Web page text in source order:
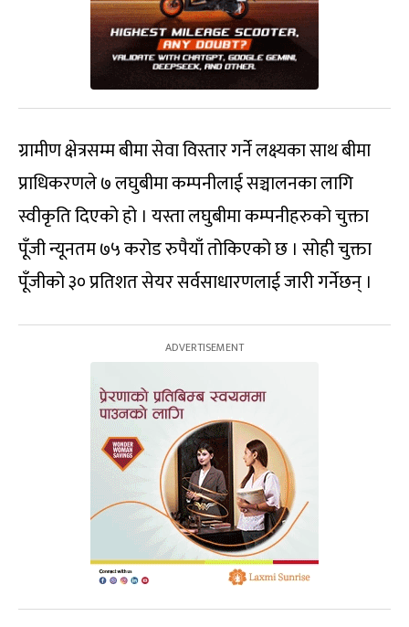
ग्रामीण क्षेत्रसम्म बीमा सेवा विस्तार गर्ने लक्ष्यका साथ बीमा
प्राधिकरणले ७ लघुबीमा कम्पनीलाई सञ्चालनका लागि
स्वीकृति दिएको हो । यस्ता लघुबीमा कम्पनीहरुको चुक्ता
पूँजी न्यूनतम ७५ करोड रुपैयाँ तोकिएको छ । सोही चुक्ता
पूँजीको ३० प्रतिशत सेयर सर्वसाधारणलाई जारी गर्नेछन् ।